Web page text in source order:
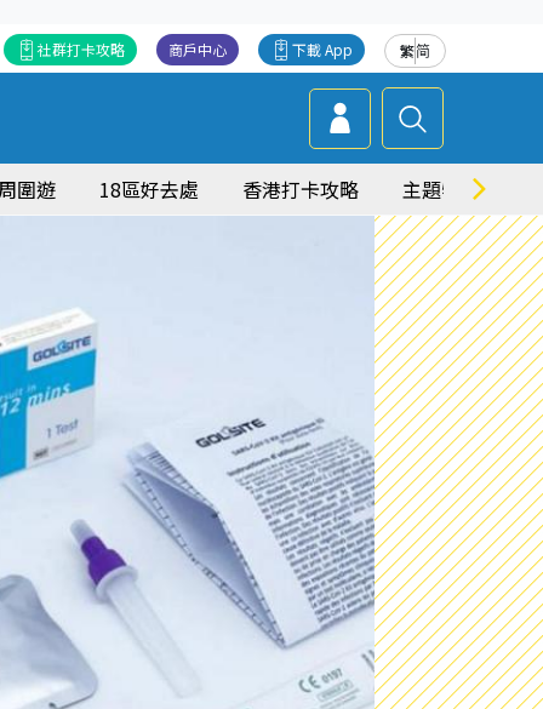
繁简
下載 App
商戶中心
社群打卡攻略
圍遊 18區好去處 香港打卡攻略 主題特集